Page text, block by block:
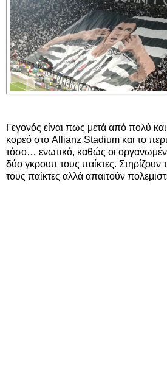
Γεγονός είναι πως μετά από πολύ
κορεό στο Allianz Stadium και το
τόσο… ενωτικό, καθώς οι
δύο γκρουπ τους παίκτες. Στηρίζουν
τους παίκτες αλλά απαιτούν